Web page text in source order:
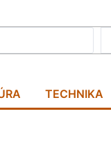
TECHNIKA